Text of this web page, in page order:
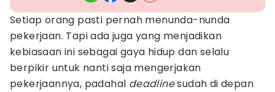
Setiap orang pasti pernah menunda-nunda
pekerjaan. Tapi ada juga yang menjadikan
kebiasaan ini sebagai gaya hidup dan selalu
berpikir untuk nanti saja mengerjakan
pekerjaannya, padahal deadlinesudah di depan